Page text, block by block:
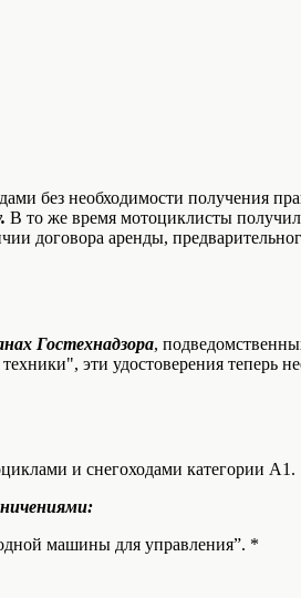
без необходимости получения
В то же время мотоциклисты
договора аренды,
Гостехнадзора,
эти удостоверения теперь
и снегоходами категории А1.
машины для управления”. *